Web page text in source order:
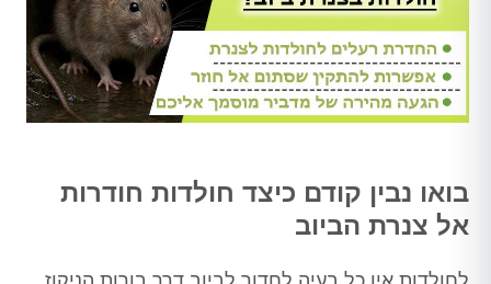
בואו נבין קודם כיצד חולדות חודרות
אל צנרת הביוב